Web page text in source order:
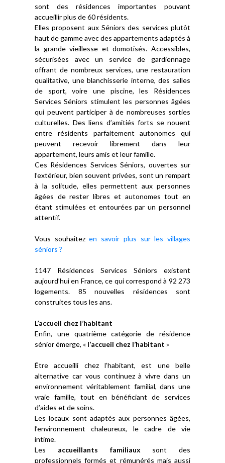
sont des résidences importantes pouvant
accueillir plus de 60 résidents.
Elles proposent aux Séniors des services plutôt
haut de gamme avec des appartements adaptés à
la grande vieillesse et domotisés. Accessibles,
sécurisées avec un service de gardiennage
offrant de nombreux services, une restauration
qualitative, une blanchisserie interne, des salles
de sport, voire une piscine, les Résidences
Services Séniors stimulent les personnes âgées
qui peuvent participer à de nombreuses sorties
culturelles. Des liens d’amitiés forts se nouent
entre résidents parfaitement autonomes qui
peuvent recevoir librement dans leur
appartement, leurs amis et leur famille.
Ces Résidences Services Séniors, ouvertes sur
l’extérieur, bien souvent privées, sont un rempart
à la solitude, elles permettent aux personnes
âgées de rester libres et autonomes tout en
étant stimulées et entourées par un personnel
attentif.
Vous souhaitezen savoir plus sur les villages
séniors ?
1147 Résidences Services Séniors existent
aujourd’hui en France, ce qui correspond à 92 273
logements. 85 nouvelles résidences sont
construites tous les ans.
L’accueil chez l’habitant
Enfin, une quatrième catégorie de résidence
sénior émerge, « l’accueil chez l’habitant »
Être accueilli chez l’habitant, est une belle
alternative car vous continuez à vivre dans un
environnement véritablement familial, dans une
vraie famille, tout en bénéficiant de services
d’aides et de soins.
Les locaux sont adaptés aux personnes âgées,
l’environnement chaleureux, le cadre de vie
intime.
Les accueillants familiaux sont des
professionnels formés et rémunérés mais aussi